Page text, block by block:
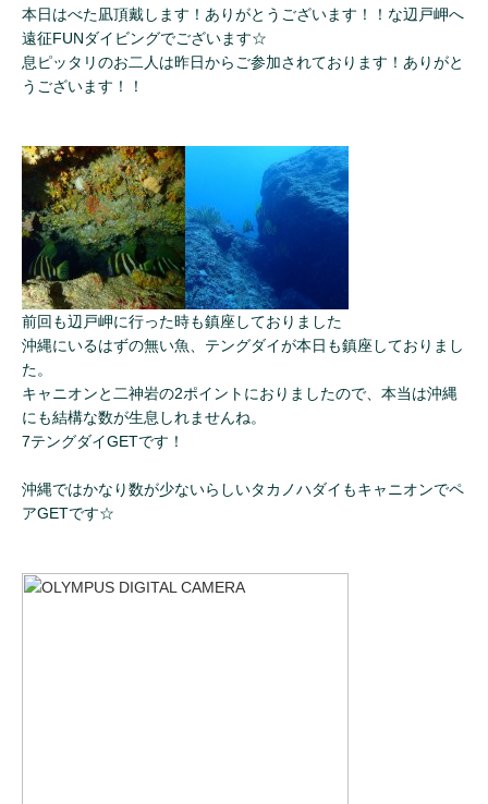
本日はべた凪頂戴します！ありがとうございます！！な辺戸岬へ
遠征FUNダイビングでございます☆
息ピッタリのお二人は昨日からご参加されております！ありがと
うございます！！
前回も辺戸岬に行った時も鎮座しておりました
沖縄にいるはずの無い魚、テングダイが本日も鎮座しておりまし
た。
キャニオンと二神岩の2ポイントにおりましたので、本当は沖縄
にも結構な数が生息しれませんね。
7テングダイGETです！
沖縄ではかなり数が少ないらしいタカノハダイもキャニオンでペ
アGETです☆